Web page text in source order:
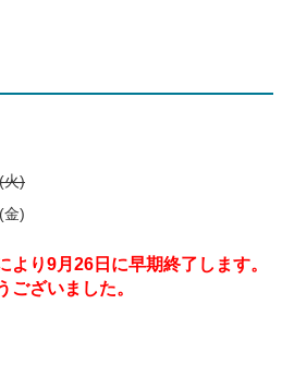
火)
金)
より9月26日に早期終了します。
ございました。